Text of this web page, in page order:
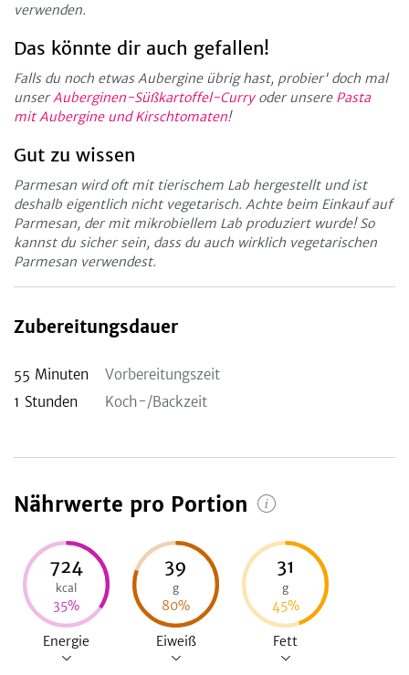
verwenden.
Das könnte dir auch gefallen!
Falls du noch etwas Aubergine übrig hast, probier' doch mal
unserAuberginen-Süßkartoffel-Curryoder unsere Pasta
mit Aubergine und Kirschtomaten!
Gut zu wissen
Parmesan wird oft mit tierischem Lab hergestellt und ist
deshalb eigentlich nicht vegetarisch. Achte beim Einkauf auf
Parmesan, der mit mikrobiellem Lab produziert wurde! So
kannst du sicher sein, dass du auch wirklich vegetarischen
Parmesan verwendest.
Zubereitungsdauer
55 Minuten
Vorbereitungszeit
1 Stunden Koch-/Backzeit
Nährwerte pro Portion
724
kcal
35%
Energie
39
g
80%
Eiweiß
31
g
45%
Fett